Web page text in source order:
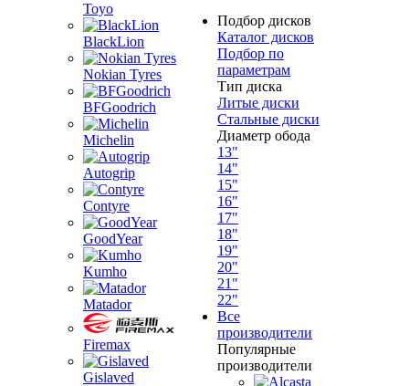
Toyo
BlackLion
Nokian Tyres
BFGoodrich
Michelin
Autogrip
Contyre
GoodYear
Kumho
Matador
Firemax
Gislaved
Подбор дисков
Каталог дисков
Подбор по
параметрам
Тип диска
Литые диски
Стальные диски
Диаметр обода
13"
14"
15"
16"
17"
18"
19"
20"
21"
22"
Все
производители
Популярные
производители